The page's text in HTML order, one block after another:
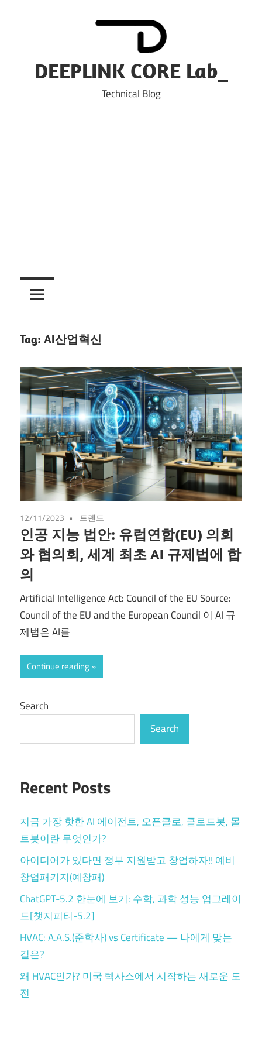
DEEPLINK CORE Lab_
Technical Blog
Tag: AI산업혁신
12/11/2023 트렌드
인공 지능 법안: 유럽연합(EU) 의회
와 협의회, 세계 최초 AI 규제법에 합
의
Artificial Intelligence Act: Council of the EU Source:
Council of the EU and the European Council 이 AI 규
제법은 AI를
Continue reading
Search
Search
Recent Posts
지금 가장 핫한 AI 에이전트, 오픈클로, 클로드봇, 몰
트봇이란 무엇인가?
아이디어가 있다면 정부 지원받고 창업하자!! 예비
창업패키지(예창패)
ChatGPT-5.2 한눈에 보기: 수학, 과학 성능 업그레이
드[챗지피티-5.2]
HVAC: A.A.S.(준학사) vs Certificate — 나에게 맞는
길은?
왜 HVAC인가? 미국 텍사스에서 시작하는 새로운 도
전